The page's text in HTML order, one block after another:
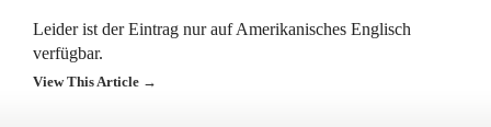
Leider ist der Eintrag nur auf Amerikanisches Englisch
verfügbar.
View This Article →